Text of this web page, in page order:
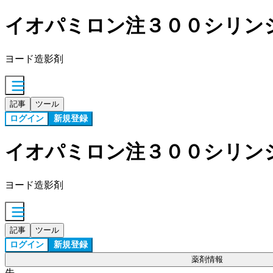
イオパミロン注３００シリン
ヨード造影剤
記事 ツール
ログイン 新規登録
イオパミロン注３００シリン
ヨード造影剤
記事 ツール
ログイン 新規登録
薬剤情報